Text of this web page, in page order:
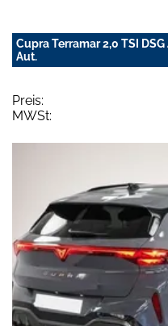
Cupra Terramar 2,0 TSI DSG
Aut.
Preis:
MWSt: